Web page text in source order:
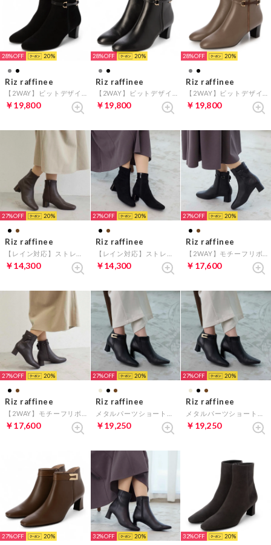
28% 20
Riz raffinee
￥19,800
28% 20
Riz raffinee
￥19,800
28% 20
Riz raffinee
￥19,800
27% 20
Riz raffinee
￥14,300
27% 20
Riz raffinee
￥14,300
27% 20
Riz raffinee
￥17,600
27% 20
Riz raffinee
￥17,600
27% 20
Riz raffinee
￥19,250
27% 20
Riz raffinee
￥19,250
27% 20 32% 20 32% 20